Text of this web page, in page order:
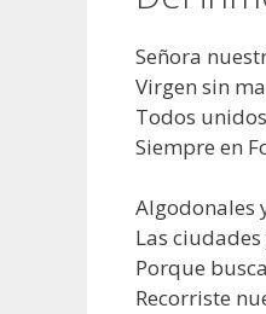
Señora
Virgen sin
Todos
Siempre en
Algodonales
Las
Porque
Recorriste